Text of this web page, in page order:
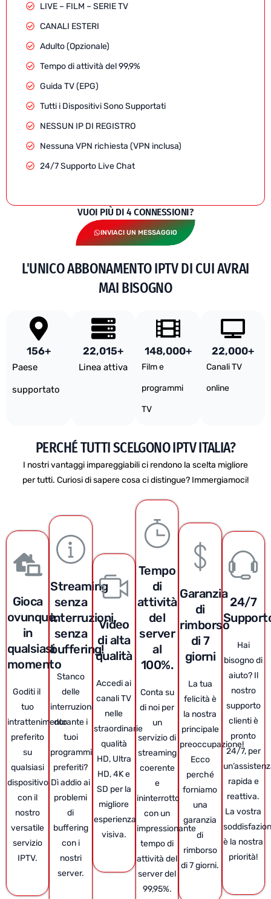
LIVE – FILM – SERIE TV
CANALI ESTERI
Adulto (Opzionale)
Tempo di attività del 99,9%
Guida TV (EPG)
Tutti i Dispositivi Sono Supportati
NESSUN IP DI REGISTRO
Nessuna VPN richiesta (VPN inclusa)
24/7 Supporto Live Chat
VUOI PIÙ DI 4 CONNESSIONI?
INVIACI UN MESSAGGIO
L'UNICO ABBONAMENTO IPTV DI CUI AVRAI
MAI BISOGNO
Paese
supportato
156+
Linea attiva
22,015+
Film e
programmi
TV
148,000+
Canali TV
online
22,000+
PERCHÉ TUTTI SCELGONO IPTV ITALIA?
I nostri vantaggi impareggiabili ci rendono la scelta migliore
per tutti. Curiosi di sapere cosa ci distingue? Immergiamoci!
Gioca
ovunque,
in
qualsiasi
momento
Goditi il ​​
tuo
intrattenimento
preferito
su
qualsiasi
dispositivo
con il
nostro
versatile
servizio
IPTV.
Streaming
senza
interruzioni,
senza
buffering!
Stanco
delle
interruzioni
durante i
tuoi
programmi
preferiti?
Dì addio ai
problemi
di
buffering
con i
nostri
server.
Video
di alta
qualità
Accedi ai
canali TV
nelle
straordinarie
qualità
HD, Ultra
HD, 4K e
SD per la
migliore
esperienza
visiva.
Tempo
di
attività
del
server
al
100%.
Conta su
di noi per
un
servizio di
streaming
coerente
e
ininterrotto
con un
impressionante
tempo di
attività del
server del
99,95%.
Garanzia
di
rimborso
di 7
giorni
La tua
felicità è
la nostra
principale
preoccupazione!
Ecco
perché
forniamo
una
garanzia
di
rimborso
di 7 giorni.
24/7
Hai
bisogno di
aiuto? Il
nostro
supporto
clienti è
pronto
24/7, per
rapida e
reattiva.
La vostra
è la nostra
priorità!